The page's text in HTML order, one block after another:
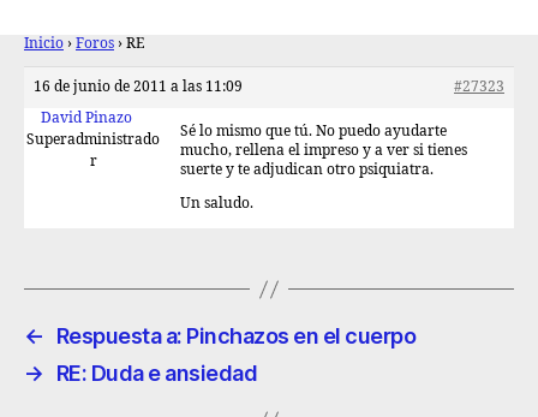
Inicio › Foros › RE
16 de junio de 2011 a las 11:09
#27323
David Pinazo
Superadministrado
r
Sé lo mismo que tú. No puedo ayudarte
mucho, rellena el impreso y a ver si tienes
suerte y te adjudican otro psiquiatra.
Un saludo.
←
Respuesta a: Pinchazos en el cuerpo
→
RE: Duda e ansiedad